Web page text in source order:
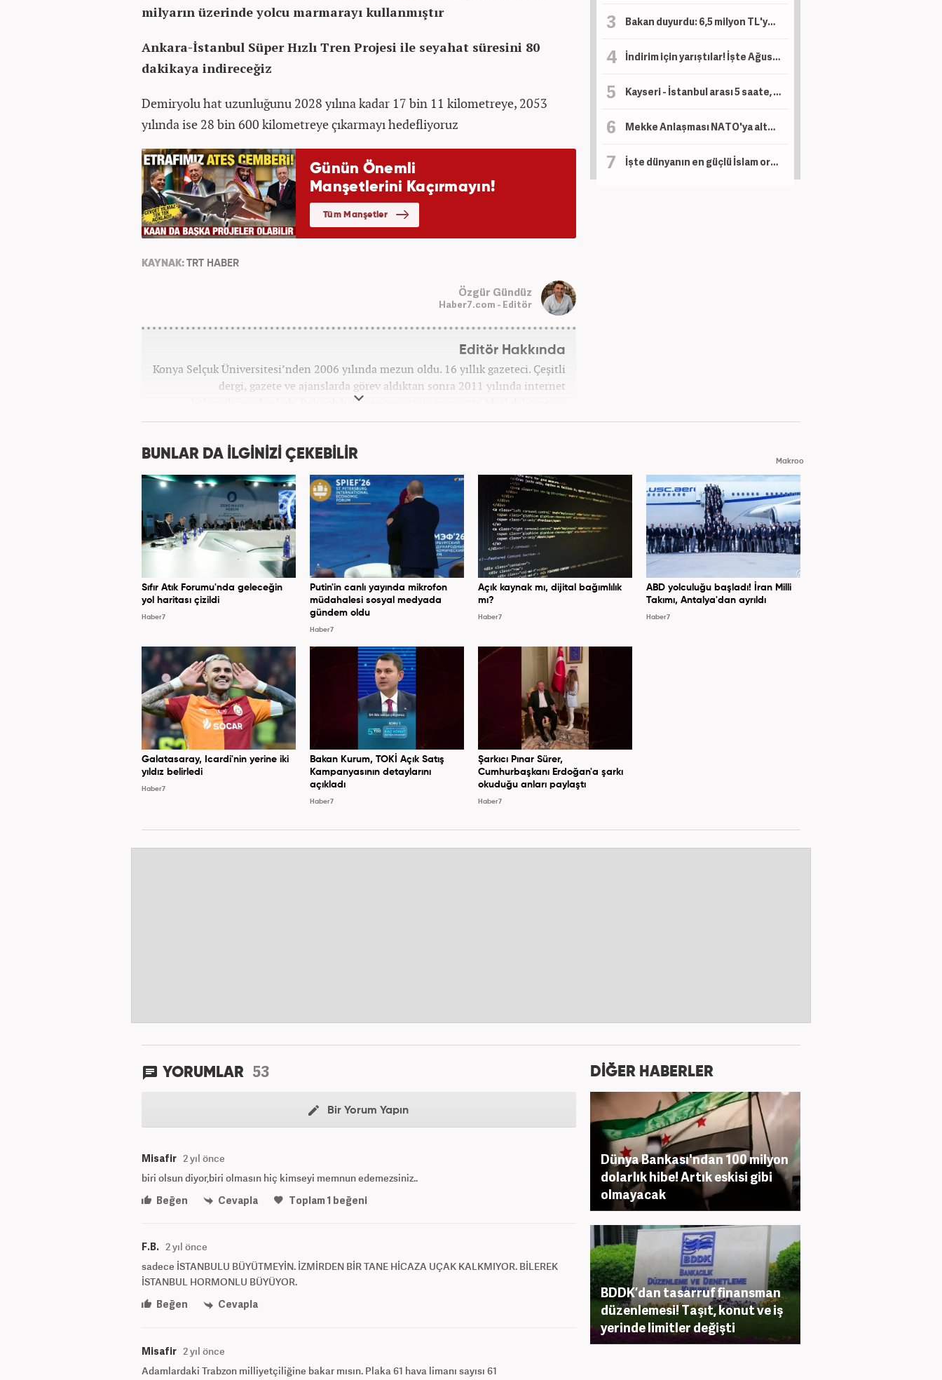
milyarın üzerinde yolcu marmarayı kullanmıştır
Ankara-İstanbul Süper Hızlı Tren Projesi ile seyahat süresini 80
dakikaya indireceğiz
Demiryolu hat uzunluğunu 2028 yılına kadar 17 bin 11 kilometreye, 2053
yılında ise 28 bin 600 kilometreye çıkarmayı hedefliyoruz
KAYNAK: TRT HABER
Özgür Gündüz
Haber7.com - Editör
Editör Hakkında
Konya Selçuk Üniversitesi’nden 2006 yılında mezun oldu. 16 yıllık gazeteci. Çeşitli
dergi, gazete ve ajanslarda görev aldıktan sonra 2011 yılında internet
haberciliğine başladı. Pek çok haber ve röportaja imza attı. Meslek hayatına
Haber7.com’da 7 yıldır ekonomi editörü olarak devam etmektedir.
Bakan duyurdu: 6,5 milyon TL'ye kadar destek sağlanacak!
İndirim için yarıştılar! İşte Ağustos ayı kampanyalı sıfır otomobil fiyatları!
Kayseri - İstanbul arası 5 saate, Kayseri - Ankara arası da 1 saat 45 dakikaya düşecek!
Mekke Anlaşması NATO'ya alternatif bir yapı değil!
İşte dünyanın en güçlü İslam orduları! Türkiye kaçıncı sırada?
BUNLAR DA İLGİNİZİ ÇEKEBİLİR Makroo
Sıfır Atık Forumu'nda geleceğin
yol haritası çizildi
Haber7
Putin'in canlı yayında mikrofon
müdahalesi sosyal medyada
gündem oldu
Haber7
Açık kaynak mı, dijital bağımlılık
mı?
Haber7
ABD yolculuğu başladı! İran Milli
Takımı, Antalya'dan ayrıldı
Haber7
Galatasaray, Icardi'nin yerine iki
yıldız belirledi
Haber7
Bakan Kurum, TOKİ Açık Satış
Kampanyasının detaylarını
açıkladı
Haber7
Şarkıcı Pınar Sürer,
Cumhurbaşkanı Erdoğan'a şarkı
okuduğu anları paylaştı
Haber7
YORUMLAR 53
Bir Yorum Yapın
Misafir 2 yıl önce
biri olsun diyor,biri olmasın hiç kimseyi memnun edemezsiniz..
Beğen
Cevapla Toplam1 beğeni
F.B. 2 yıl önce
sadece İSTANBULU BÜYÜTMEYİN. İZMİRDEN BİR TANE HİCAZA UÇAK KALKMIYOR. BİLEREK
İSTANBUL HORMONLU BÜYÜYOR.
Beğen
Cevapla
Misafir 2 yıl önce
Adamlardaki Trabzon milliyetçiliğine bakar mısın. Plaka 61 hava limanı sayısı 61
DİĞER HABERLER
Dünya Bankası'ndan 100 milyon
dolarlık hibe! Artık eskisi gibi
olmayacak
BDDK’dan tasarruf finansman
düzenlemesi! Taşıt, konut ve iş
yerinde limitler değişti